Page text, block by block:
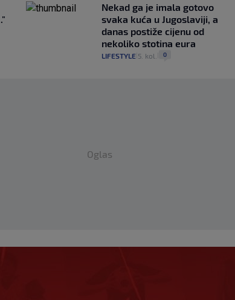
Nekad ga je imala gotovo
svaka kuća u Jugoslaviji, a
danas postiže cijenu od
nekoliko stotina eura
LIFESTYLE| 5. kol. 0
Oglas
i sada je
upravo to i